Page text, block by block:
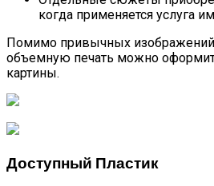
когда применяется услуга
Помимо привычных изображений
объемную печать можно
картины.
Доступный Пластик